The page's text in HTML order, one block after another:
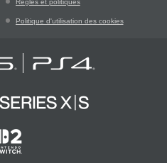
Règles et politiques
Politique d'utilisation des cookies